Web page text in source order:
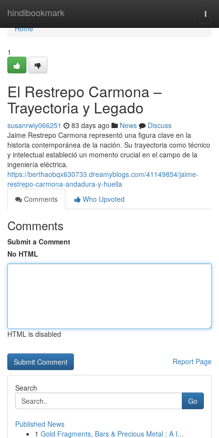
hindibookmark
Home
Home
1
El Restrepo Carmona –
Trayectoria y Legado
susanrwiy066251 83 days ago News
Discuss
Jaime Restrepo Carmona representó una figura clave en la
historia contemporánea de la nación. Su trayectoria como técnico
y intelectual estableció un momento crucial en el campo de la
ingeniería eléctrica.
https://berthaobqx630733.dreamyblogs.com/41149854/jaime-
restrepo-carmona-andadura-y-huella
Comments
Who Upvoted
Comments
Submit a Comment
No HTML
HTML is disabled
Report Page
Search
Go
Published News
1 Gold Fragments, Bars & Precious Metal : A I...